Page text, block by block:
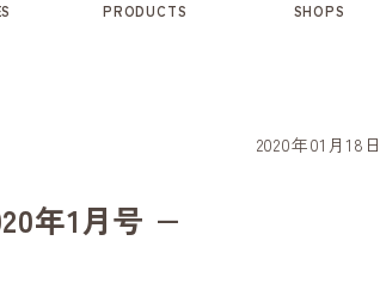
PRODUCTS SHOPS
2020年01月18日
年1月号 −